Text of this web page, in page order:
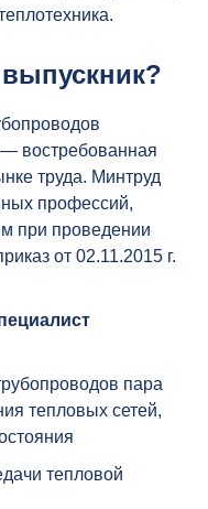
востребованная
труда. Минтруд
профессий,
при проведении
от 02.11.2015 г.
пара
тепловых сетей,
тепловой